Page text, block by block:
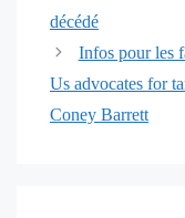
décédé
Infos pour les
Us advocates for
Coney Barrett